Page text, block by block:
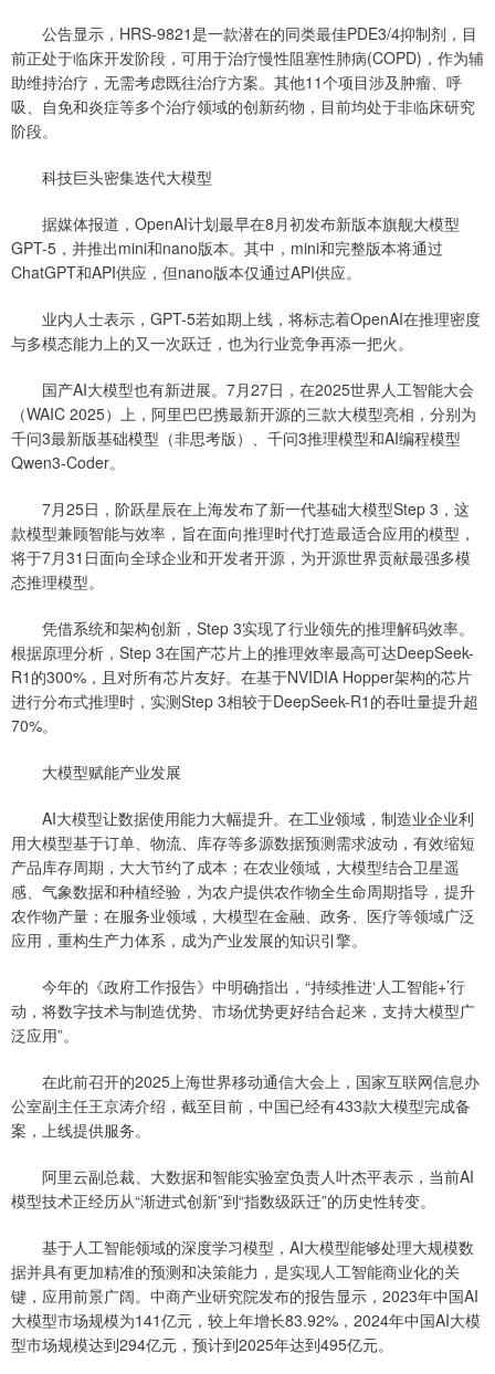
公告显示，HRS-9821是一款潜在的同类最佳PDE3/4抑制剂，目
前正处于临床开发阶段，可用于治疗慢性阻塞性肺病(COPD)，作为辅
助维持治疗，无需考虑既往治疗方案。其他11个项目涉及肿瘤、呼
吸、自免和炎症等多个治疗领域的创新药物，目前均处于非临床研究
阶段。
科技巨头密集迭代大模型
据媒体报道，OpenAI计划最早在8月初发布新版本旗舰大模型
GPT-5，并推出mini和nano版本。其中，mini和完整版本将通过
ChatGPT和API供应，但nano版本仅通过API供应。
业内人士表示，GPT-5若如期上线，将标志着OpenAI在推理密度
与多模态能力上的又一次跃迁，也为行业竞争再添一把火。
国产AI大模型也有新进展。7月27日，在2025世界人工智能大会
（WAIC 2025）上，阿里巴巴携最新开源的三款大模型亮相，分别为
千问3最新版基础模型（非思考版）、千问3推理模型和AI编程模型
Qwen3-Coder。
7月25日，阶跃星辰在上海发布了新一代基础大模型Step 3，这
款模型兼顾智能与效率，旨在面向推理时代打造最适合应用的模型，
将于7月31日面向全球企业和开发者开源，为开源世界贡献最强多模
态推理模型。
凭借系统和架构创新，Step 3实现了行业领先的推理解码效率。
根据原理分析，Step 3在国产芯片上的推理效率最高可达DeepSeek-
R1的300%，且对所有芯片友好。在基于NVIDIA Hopper架构的芯片
进行分布式推理时，实测Step 3相较于DeepSeek-R1的吞吐量提升超
70%。
大模型赋能产业发展
AI大模型让数据使用能力大幅提升。在工业领域，制造业企业利
用大模型基于订单、物流、库存等多源数据预测需求波动，有效缩短
产品库存周期，大大节约了成本；在农业领域，大模型结合卫星遥
感、气象数据和种植经验，为农户提供农作物全生命周期指导，提升
农作物产量；在服务业领域，大模型在金融、政务、医疗等领域广泛
应用，重构生产力体系，成为产业发展的知识引擎。
今年的《政府工作报告》中明确指出，“持续推进‘人工智能+’行
动，将数字技术与制造优势、市场优势更好结合起来，支持大模型广
泛应用”。
在此前召开的2025上海世界移动通信大会上，国家互联网信息办
公室副主任王京涛介绍，截至目前，中国已经有433款大模型完成备
案，上线提供服务。
阿里云副总裁、大数据和智能实验室负责人叶杰平表示，当前AI
模型技术正经历从“渐进式创新”到“指数级跃迁”的历史性转变。
基于人工智能领域的深度学习模型，AI大模型能够处理大规模数
据并具有更加精准的预测和决策能力，是实现人工智能商业化的关
键，应用前景广阔。中商产业研究院发布的报告显示，2023年中国AI
大模型市场规模为141亿元，较上年增长83.92%，2024年中国AI大模
型市场规模达到294亿元，预计到2025年达到495亿元。